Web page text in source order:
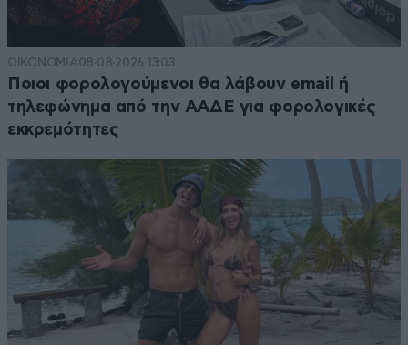
ΟΙΚΟΝΟΜΙΑ08·08·2026 13:03
Ποιοι φορολογούμενοι θα λάβουν email ή
τηλεφώνημα από την ΑΑΔΕ για φορολογικές
εκκρεμότητες